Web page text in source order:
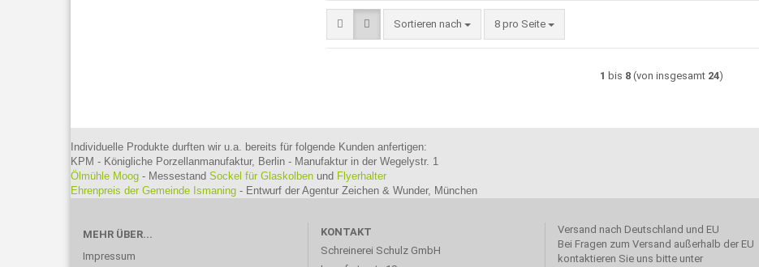
Sortieren nach
Sortieren nach 8 pro Seite
pro Seite
1 bis 8(von insgesamt 24)
Individuelle Produkte durften wir u.a. bereits für folgende Kunden anfertigen:
KPM - Königliche Porzellanmanufaktur, Berlin - Manufaktur in der Wegelystr. 1
Ölmühle Moog - Messestand Sockel für Glaskolben und Flyerhalter
Ehrenpreis der Gemeinde Ismaning - Entwurf der Agentur Zeichen & Wunder, München
MEHR ÜBER...
Impressum
KONTAKT
Schreinerei Schulz GmbH
Versand nach Deutschland und EU
Bei Fragen zum Versand außerhalb der EU
kontaktieren Sie uns bitte unter